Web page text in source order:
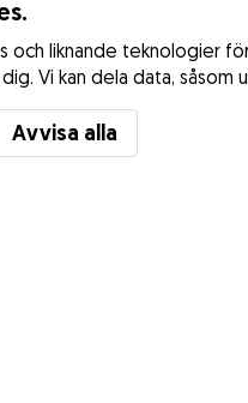
och liknande teknologier
Vi kan dela data, såsom
Avvisa alla